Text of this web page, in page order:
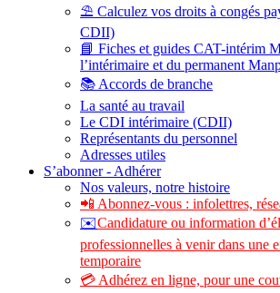
⛱️ Calculez vos droits à congés
CDII)
📘 Fiches et guides CAT-intérim
l’intérimaire et du permanent
📚 Accords de branche
La santé au travail
Le CDI intérimaire (CDII)
Représentants du personnel
Adresses utiles
S’abonner - Adhérer
Nos valeurs, notre histoire
📲 Abonnez-vous : infolettres,
✉️Candidature ou information
professionnelles à venir dans une
temporaire
💳 Adhérez en ligne, pour une